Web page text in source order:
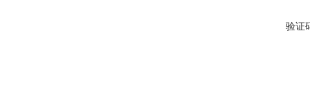
验证